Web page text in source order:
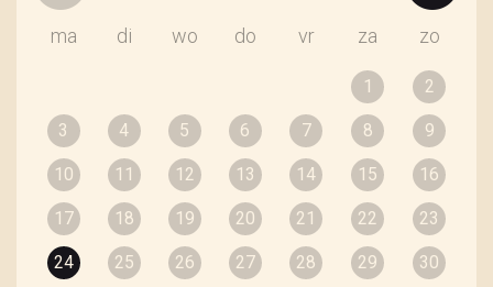
ma di wo do vr za zo
1 2
3 4 5 6 7 8 9
10 11 12 13 14 15 16
17 18 19 20 21 22 23
24 25 26 27 28 29 30